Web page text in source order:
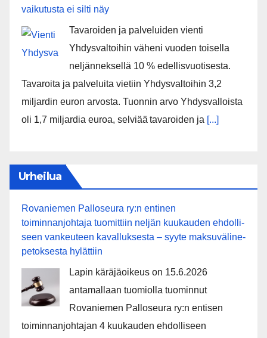
vaikutusta ei silti näy
Tavaroiden ja palveluiden vienti
Yhdysvaltoihin väheni vuoden toisella
neljänneksellä 10 % edellisvuotisesta.
Tavaroita ja palveluita vietiin Yhdysvaltoihin 3,2
miljardin euron arvosta. Tuonnin arvo Yhdysvalloista
oli 1,7 miljardia euroa, selviää tavaroiden ja [...]
Urheilua
Rovaniemen Palloseura ry:n entinen
toiminnanjohtaja tuo­mit­tiin neljän kuu­kau­den eh­dol­li­
seen van­keu­teen ka­val­luk­ses­ta – syyte mak­su­vä­li­ne­
pe­tok­ses­ta hy­lät­tiin
Lapin käräjäoikeus on 15.6.2026
antamallaan tuomiolla tuominnut
Rovaniemen Palloseura ry:n entisen
toiminnanjohtajan 4 kuukauden ehdolliseen